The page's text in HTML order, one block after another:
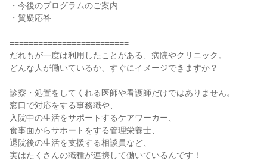
・今後のプログラムのご案内
・質疑応答
=========================
だれもが一度は利用したことがある、病院やクリニック。
どんな人が働いているか、すぐにイメージできますか？
診察・処置をしてくれる医師や看護師だけではありません。
窓口で対応をする事務職や、
入院中の生活をサポートするケアワーカー、
食事面からサポートをする管理栄養士、
退院後の生活を支援する相談員など、
実はたくさんの職種が連携して働いているんです！